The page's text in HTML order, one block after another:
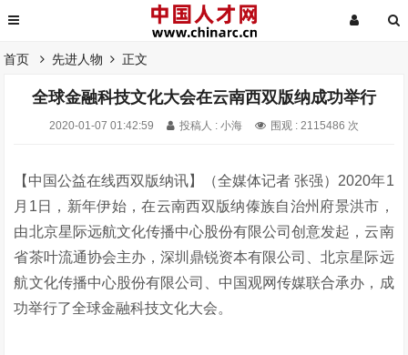
首页 先进人物 正文
全球金融科技文化大会在云南西双版纳成功举行
2020-01-07 01:42:59 投稿人 : 小海 围观 : 2115486 次
【中国公益在线西双版纳讯】（全媒体记者 张强）2020年1
月1日，新年伊始，在云南西双版纳傣族自治州府景洪市，
由北京星际远航文化传播中心股份有限公司创意发起，云南
省茶叶流通协会主办，深圳鼎锐资本有限公司、北京星际远
航文化传播中心股份有限公司、中国观网传媒联合承办，成
功举行了全球金融科技文化大会。